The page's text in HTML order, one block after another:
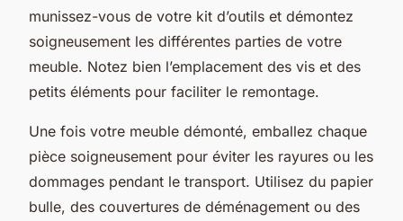
munissez-vous de votre kit d’outils et démontez
soigneusement les différentes parties de votre
meuble. Notez bien l’emplacement des vis et des
petits éléments pour faciliter le remontage.
Une fois votre meuble démonté, emballez chaque
pièce soigneusement pour éviter les rayures ou les
dommages pendant le transport. Utilisez du papier
bulle, des couvertures de déménagement ou des